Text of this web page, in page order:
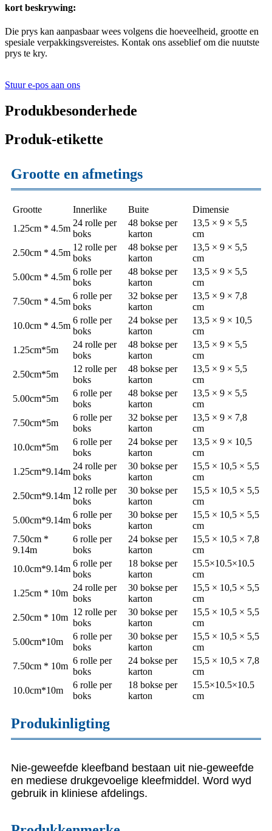
kort beskrywing:
Die prys kan aanpasbaar wees volgens die hoeveelheid, grootte en
spesiale verpakkingsvereistes. Kontak ons ​​​​asseblief om die nuutste
prys te kry.
Stuur e-pos aan ons
Produkbesonderhede
Produk-etikette
Grootte en afmetings
Grootte Innerlike Buite
Dimensie
1.25cm * 4.5m
24 rolle per
boks
48 bokse per
karton
13,5 × 9 × 5,5
cm
2.50cm * 4.5m
12 rolle per
boks
48 bokse per
karton
13,5 × 9 × 5,5
cm
5.00cm * 4.5m
6 rolle per
boks
48 bokse per
karton
13,5 × 9 × 5,5
cm
7.50cm * 4.5m
6 rolle per
boks
32 bokse per
karton
13,5 × 9 × 7,8
cm
10.0cm * 4.5m
6 rolle per
boks
24 bokse per
karton
13,5 × 9 × 10,5
cm
1.25cm*5m
24 rolle per
boks
48 bokse per
karton
13,5 × 9 × 5,5
cm
2.50cm*5m
12 rolle per
boks
48 bokse per
karton
13,5 × 9 × 5,5
cm
5.00cm*5m
6 rolle per
boks
48 bokse per
karton
13,5 × 9 × 5,5
cm
7.50cm*5m
6 rolle per
boks
32 bokse per
karton
13,5 × 9 × 7,8
cm
10.0cm*5m
6 rolle per
boks
24 bokse per
karton
13,5 × 9 × 10,5
cm
1.25cm*9.14m
24 rolle per
boks
30 bokse per
karton
15,5 × 10,5 × 5,5
cm
2.50cm*9.14m
12 rolle per
boks
30 bokse per
karton
15,5 × 10,5 × 5,5
cm
5.00cm*9.14m
6 rolle per
boks
30 bokse per
karton
15,5 × 10,5 × 5,5
cm
7.50cm *
9.14m
6 rolle per
boks
24 bokse per
karton
15,5 × 10,5 × 7,8
cm
10.0cm*9.14m
6 rolle per
boks
18 bokse per
karton
15.5×10.5×10.5
cm
1.25cm * 10m
24 rolle per
boks
30 bokse per
karton
15,5 × 10,5 × 5,5
cm
2.50cm * 10m
12 rolle per
boks
30 bokse per
karton
15,5 × 10,5 × 5,5
cm
5.00cm*10m
6 rolle per
boks
30 bokse per
karton
15,5 × 10,5 × 5,5
cm
7.50cm * 10m
6 rolle per
boks
24 bokse per
karton
15,5 × 10,5 × 7,8
cm
10.0cm*10m
6 rolle per
boks
18 bokse per
karton
15.5×10.5×10.5
cm
Produkinligting
Nie-geweefde kleefband bestaan ​​uit nie-geweefde
en mediese drukgevoelige kleefmiddel. Word wyd
gebruik in kliniese afdelings.